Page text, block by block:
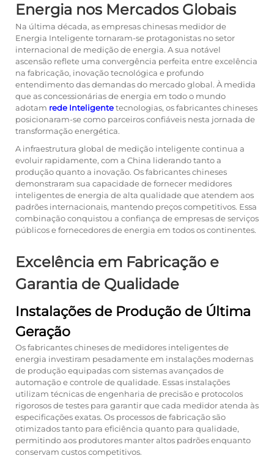
Energia nos Mercados Globais
Na última década, as empresas chinesas medidor de
Energia Inteligentetornaram-se protagonistas no setor
internacional de medição de energia. A sua notável
ascensão reflete uma convergência perfeita entre excelência
na fabricação, inovação tecnológica e profundo
entendimento das demandas do mercado global. À medida
que as concessionárias de energia em todo o mundo
adotam rede Inteligentetecnologias, os fabricantes chineses
posicionaram-se como parceiros confiáveis nesta jornada de
transformação energética.
A infraestrutura global de medição inteligente continua a
evoluir rapidamente, com a China liderando tanto a
produção quanto a inovação. Os fabricantes chineses
demonstraram sua capacidade de fornecer medidores
inteligentes de energia de alta qualidade que atendem aos
padrões internacionais, mantendo preços competitivos. Essa
combinação conquistou a confiança de empresas de serviços
públicos e fornecedores de energia em todos os continentes.
Excelência em Fabricação e
Garantia de Qualidade
Instalações de Produção de Última
Geração
Os fabricantes chineses de medidores inteligentes de
energia investiram pesadamente em instalações modernas
de produção equipadas com sistemas avançados de
automação e controle de qualidade. Essas instalações
utilizam técnicas de engenharia de precisão e protocolos
rigorosos de testes para garantir que cada medidor atenda às
especificações exatas. Os processos de fabricação são
otimizados tanto para eficiência quanto para qualidade,
permitindo aos produtores manter altos padrões enquanto
conservam custos competitivos.